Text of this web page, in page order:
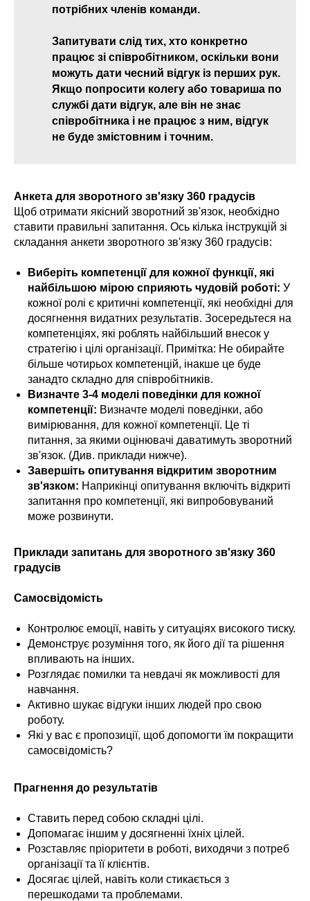
потрібних членів команди.
Запитувати слід тих, хто конкретно
працює зі співробітником, оскільки вони
можуть дати чесний відгук із перших рук.
Якщо попросити колегу або товариша по
службі дати відгук, але він не знає
співробітника і не працює з ним, відгук
не буде змістовним і точним.
Анкета для зворотного зв'язку 360 градусів
Щоб отримати якісний зворотний зв'язок, необхідно
ставити правильні запитання. Ось кілька інструкцій зі
складання анкети зворотного зв'язку 360 градусів:
Виберіть компетенції для кожної функції, які
найбільшою мірою сприяють чудовій роботі: У
кожної ролі є критичні компетенції, які необхідні для
досягнення видатних результатів. Зосередьтеся на
компетенціях, які роблять найбільший внесок у
стратегію і цілі організації. Примітка: Не обирайте
більше чотирьох компетенцій, інакше це буде
занадто складно для співробітників.
Визначте 3-4 моделі поведінки для кожної
компетенції: Визначте моделі поведінки, або
вимірювання, для кожної компетенції. Це ті
питання, за якими оцінювачі даватимуть зворотний
зв'язок. (Див. приклади нижче).
Завершіть опитування відкритим зворотним
зв'язком: Наприкінці опитування включіть відкриті
запитання про компетенції, які випробовуваний
може розвинути.
Приклади запитань для зворотного зв'язку 360
градусів
Самосвідомість
Контролює емоції, навіть у ситуаціях високого тиску.
Демонструє розуміння того, як його дії та рішення
впливають на інших.
Розглядає помилки та невдачі як можливості для
навчання.
Активно шукає відгуки інших людей про свою
роботу.
Які у вас є пропозиції, щоб допомогти їм покращити
самосвідомість?
Прагнення до результатів
Ставить перед собою складні цілі.
Допомагає іншим у досягненні їхніх цілей.
Розставляє пріоритети в роботі, виходячи з потреб
організації та її клієнтів.
Досягає цілей, навіть коли стикається з
перешкодами та проблемами.